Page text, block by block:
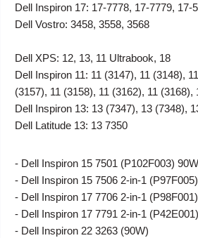
Dell Inspiron 17: 17-7778, 17-7779, 17-
Dell Vostro: 3458, 3558, 3568
Dell XPS: 12, 13, 11 Ultrabook, 18
Dell Inspiron 11: 11 (3147), 11 (3148),
(3157), 11 (3158), 11 (3162), 11 (3168),
Dell Inspiron 13: 13 (7347), 13 (7348),
Dell Latitude 13: 13 7350
- Dell Inspiron 15 7501 (P102F003) 90W
- Dell Inspiron 15 7506 2-in-1
- Dell Inspiron 17 7706 2-in-1
- Dell Inspiron 17 7791 2-in-1
- Dell Inspiron 22 3263 (90W)